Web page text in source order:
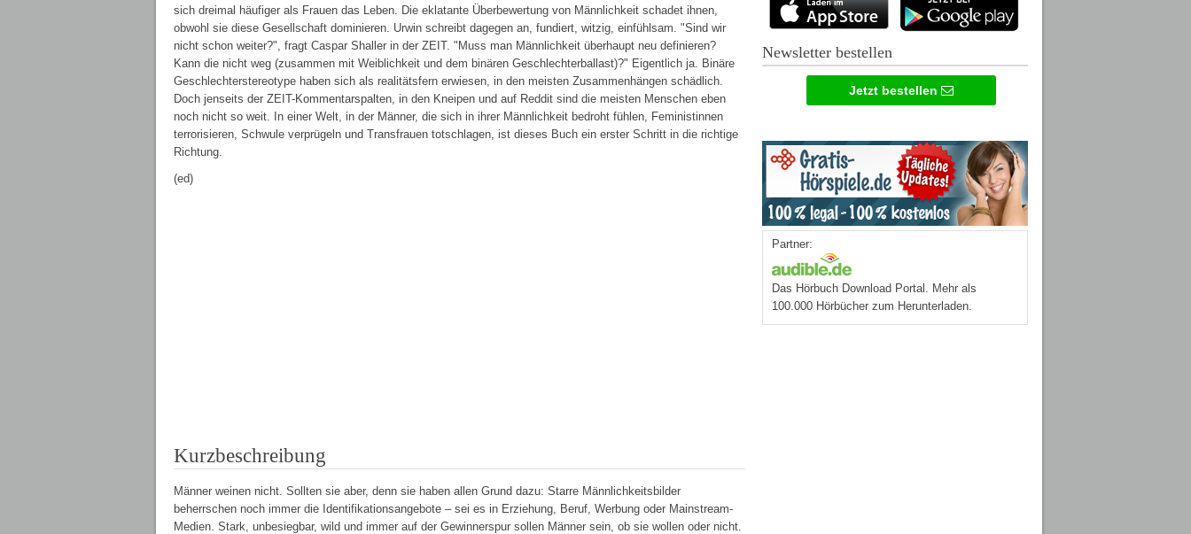
sich dreimal häufiger als Frauen das Leben. Die eklatante Überbewertung von Männlichkeit schadet ihnen,
obwohl sie diese Gesellschaft dominieren. Urwin schreibt dagegen an, fundiert, witzig, einfühlsam. "Sind wir
nicht schon weiter?", fragt Caspar Shaller in der ZEIT. "Muss man Männlichkeit überhaupt neu definieren?
Kann die nicht weg (zusammen mit Weiblichkeit und dem binären Geschlechterballast)?" Eigentlich ja. Binäre
Geschlechterstereotype haben sich als realitätsfern erwiesen, in den meisten Zusammenhängen schädlich.
Doch jenseits der ZEIT-Kommentarspalten, in den Kneipen und auf Reddit sind die meisten Menschen eben
noch nicht so weit. In einer Welt, in der Männer, die sich in ihrer Männlichkeit bedroht fühlen, Feministinnen
terrorisieren, Schwule verprügeln und Transfrauen totschlagen, ist dieses Buch ein erster Schritt in die richtige
Richtung.
(ed)
Kurzbeschreibung
Männer weinen nicht. Sollten sie aber, denn sie haben allen Grund dazu: Starre Männlichkeitsbilder
beherrschen noch immer die Identifikationsangebote – sei es in Erziehung, Beruf, Werbung oder Mainstream-
Medien. Stark, unbesiegbar, wild und immer auf der Gewinnerspur sollen Männer sein, ob sie wollen oder nicht.
Newsletter bestellen
Jetzt bestellen
Partner:
Das Hörbuch Download Portal. Mehr als
100.000 Hörbücher zum Herunterladen.